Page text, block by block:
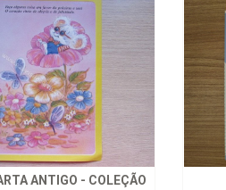
ANTIGO - COLEÇÃO